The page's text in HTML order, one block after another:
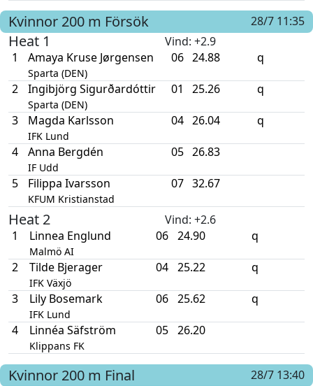
Kvinnor 200 m Försök 28/7 11:35
Heat 1 Vind: +2.9
1
Amaya Kruse Jørgensen
Sparta (DEN)
06 24.88 q
2 Ingibjörg Sigurðardóttir
Sparta (DEN)
01 25.26 q
3 Magda Karlsson
IFK Lund
04 26.04 q
4 Anna Bergdén
IF Udd
05 26.83
5 Filippa Ivarsson
KFUM Kristianstad
07 32.67
Heat 2 Vind: +2.6
1
Linnea Englund
Malmö AI
06 24.90 q
2 Tilde Bjerager
IFK Växjö
04 25.22 q
3 Lily Bosemark
IFK Lund
06 25.62 q
4 Linnéa Säfström
Klippans FK
05 26.20
Kvinnor 200 m Final
28/7 13:40